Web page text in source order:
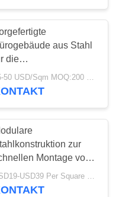
175
aus Stahl
die
35-50 USD/Sqm MOQ:200 sqm
zur
Montage von
USD19-USD39 Per Square Meter MOQ:200 Quadratmeter